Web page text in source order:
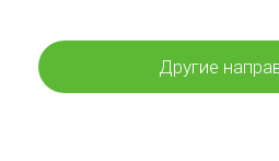
Другие